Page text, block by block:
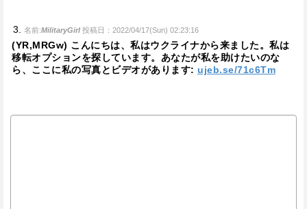
名前:MilitaryGirl 投稿日：2022/04/17(Sun) 02:23:16
(YR,MRGw) こんにちは、私はウクライナから来ました。私は
移転オプションを探しています。あなたが私を助けたいのな
ら、ここに私の写真とビデオがあります: ujeb.se/71c6Tm